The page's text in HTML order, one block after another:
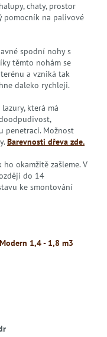
chaty, prostor
pomocník na palivové
spodní nohy s
těmto nohám se
a vzniká tak
daleko rychleji.
která má
penetraci. Možnost
Barevnosti dřeva zde.
okamžitě zašleme. V
do 14
ke smontování
1,4 - 1,8 m3